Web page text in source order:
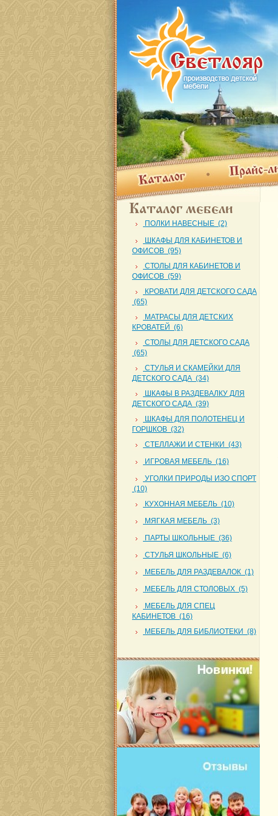
Каталог
Прайс-лист
Каталог мебели
ПОЛКИ НАВЕСНЫЕ (2)
ШКАФЫ ДЛЯ КАБИНЕТОВ И
ОФИСОВ (95)
СТОЛЫ ДЛЯ КАБИНЕТОВ И
ОФИСОВ (59)
КРОВАТИ ДЛЯ ДЕТСКОГО САДА
(65)
МАТРАСЫ ДЛЯ ДЕТСКИХ
КРОВАТЕЙ (6)
СТОЛЫ ДЛЯ ДЕТСКОГО САДА
(65)
СТУЛЬЯ И СКАМЕЙКИ ДЛЯ
ДЕТСКОГО САДА (34)
ШКАФЫ В РАЗДЕВАЛКУ ДЛЯ
ДЕТСКОГО САДА (39)
ШКАФЫ ДЛЯ ПОЛОТЕНЕЦ И
ГОРШКОВ (32)
СТЕЛЛАЖИ И СТЕНКИ (43)
ИГРОВАЯ МЕБЕЛЬ (16)
УГОЛКИ ПРИРОДЫ ИЗО СПОРТ
(10)
КУХОННАЯ МЕБЕЛЬ (10)
МЯГКАЯ МЕБЕЛЬ (3)
ПАРТЫ ШКОЛЬНЫЕ (36)
СТУЛЬЯ ШКОЛЬНЫЕ (6)
МЕБЕЛЬ ДЛЯ РАЗДЕВАЛОК (1)
МЕБЕЛЬ ДЛЯ СТОЛОВЫХ (5)
МЕБЕЛЬ ДЛЯ СПЕЦ
КАБИНЕТОВ (16)
МЕБЕЛЬ ДЛЯ БИБЛИОТЕКИ (8)